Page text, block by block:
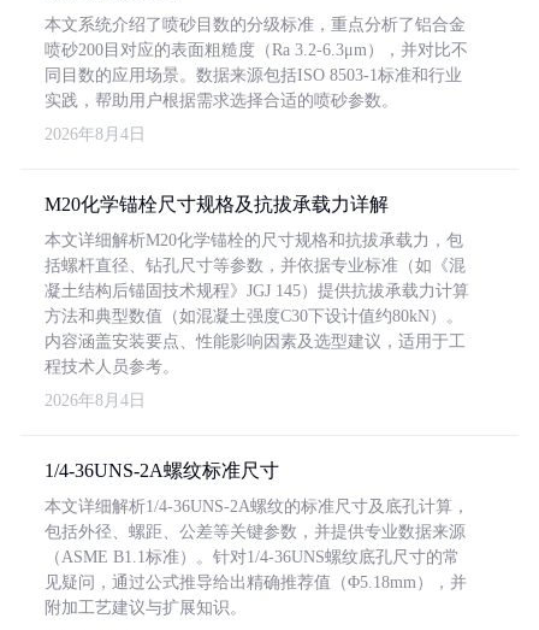
本文系统介绍了喷砂目数的分级标准，重点分析了铝合金
喷砂200目对应的表面粗糙度（Ra 3.2-6.3μm），并对比不
同目数的应用场景。数据来源包括ISO 8503-1标准和行业
实践，帮助用户根据需求选择合适的喷砂参数。
2026年8月4日
M20化学锚栓尺寸规格及抗拔承载力详解
本文详细解析M20化学锚栓的尺寸规格和抗拔承载力，包
括螺杆直径、钻孔尺寸等参数，并依据专业标准（如《混
凝土结构后锚固技术规程》JGJ 145）提供抗拔承载力计算
方法和典型数值（如混凝土强度C30下设计值约80kN）。
内容涵盖安装要点、性能影响因素及选型建议，适用于工
程技术人员参考。
2026年8月4日
1/4-36UNS-2A螺纹标准尺寸
本文详细解析1/4-36UNS-2A螺纹的标准尺寸及底孔计算，
包括外径、螺距、公差等关键参数，并提供专业数据来源
（ASME B1.1标准）。针对1/4-36UNS螺纹底孔尺寸的常
见疑问，通过公式推导给出精确推荐值（Φ5.18mm），并
附加工艺建议与扩展知识。